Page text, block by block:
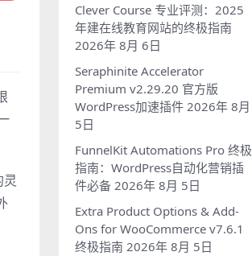
Clever Course 专业评测：2025
年建在线教育网站的终极指南
2026年 8月 6日
Seraphinite Accelerator
Premium v2.29.20 官方版
WordPress加速插件 2026年 8月
5日
FunnelKit Automations Pro 终极
指南：WordPress自动化营销插
件必备 2026年 8月 5日
Extra Product Options & Add-
Ons for WooCommerce v7.6.1
终极指南 2026年 8月 5日